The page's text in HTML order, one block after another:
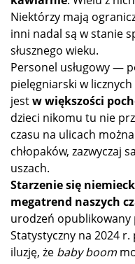
Niektórzy mają
inni nadal są w stanie
słusznego wieku.
Personel usługowy —
pielęgniarski w
jestw większości
dzieci nikomu tu nie
czasu na ulicach
chłopaków, zazwyczaj
uszach.
Starzenie się
megatrend naszych
urodzeń opublikowany
Statystyczny na 2024
iluzję, że baby boom